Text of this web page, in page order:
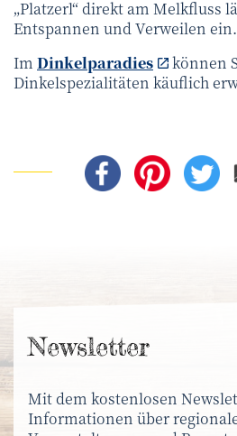
„Platzerl“ direkt am Melkfluss
Entspannen und Verweilen ein.
Im Dinkelparadies
können
Dinkelspezialitäten käuflich
News­letter
Mit dem kostenlosen
Informationen über